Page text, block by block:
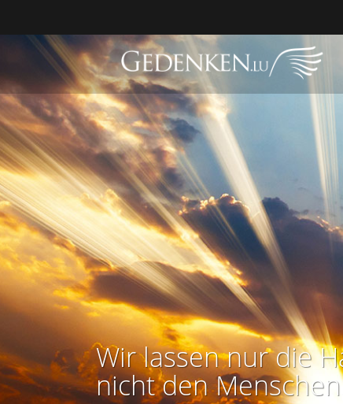
Wir lassen nur die
nicht den